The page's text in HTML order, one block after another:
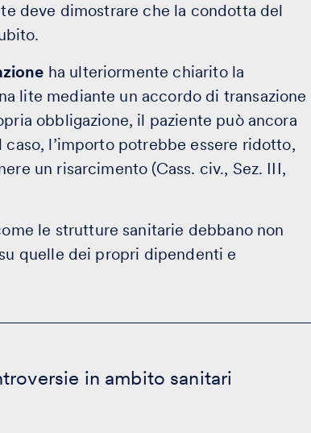
deve dimostrare che la condotta del
ha ulteriormente chiarito la
lite mediante un accordo di transazione
obbligazione, il paziente può ancora
caso, l’importo potrebbe essere ridotto,
un risarcimento (Cass. civ., Sez. III,
le strutture sanitarie debbano non
quelle dei propri dipendenti e
in ambito sanitari